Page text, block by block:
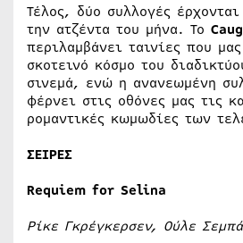
Τέλος, δύο συλλογές
την ατζέντα του μήνα. Το
περιλαμβάνει ταινίες που
σκοτεινό κόσμο του
σινεμά, ενώ η ανανεωμένη
φέρνει στις οθόνες μας τις
ρομαντικές κωμωδίες των
ΣΕΙΡΕΣ
Requiem for Selina
Ρίκε Γκρέγκερσεν, Ούλε